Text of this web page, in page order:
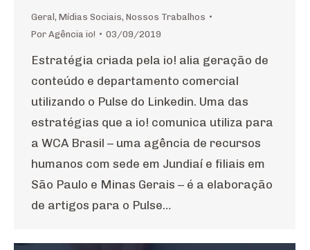
Geral , Mídias Sociais, Nossos Trabalhos
Por Agência io! 03/09/2019
Estratégia criada pela io! alia geração de
conteúdo e departamento comercial
utilizando o Pulse do Linkedin. Uma das
estratégias que a io! comunica utiliza para
a WCA Brasil – uma agência de recursos
humanos com sede em Jundiaí e filiais em
São Paulo e Minas Gerais – é a elaboração
de artigos para o Pulse…